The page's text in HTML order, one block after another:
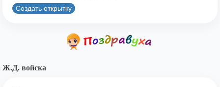
Создать открытку
Ж.Д. войска